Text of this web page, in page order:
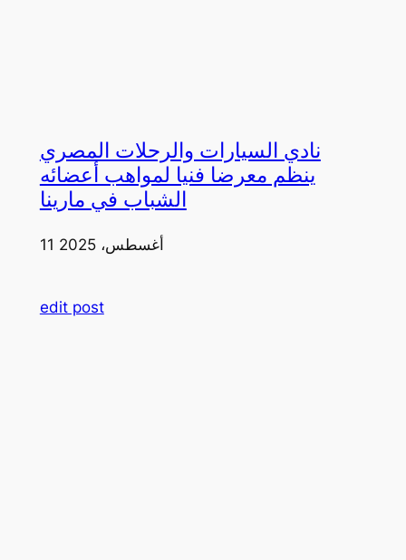
نادي السيارات والرحلات المصري
ينظم معرضا فنيا لمواهب أعضائه
الشباب في مارينا
11 أغسطس، 2025
edit post